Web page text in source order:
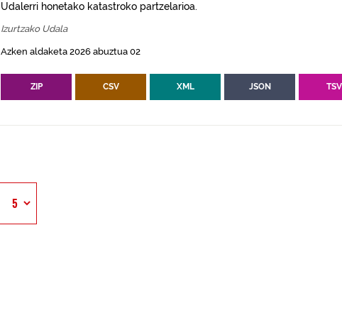
Udalerri honetako katastroko partzelarioa.
Izurtzako Udala
Azken aldaketa 2026 abuztua 02
ZIP CSV XML JSON TSV